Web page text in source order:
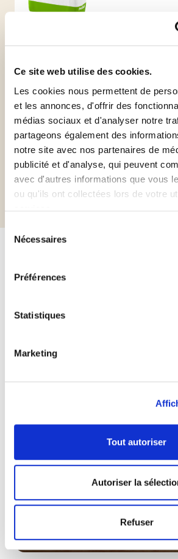
Ce site web utilise des cookies.
Les cookies nous permettent de
et les annonces, d'offrir des
médias sociaux et d'analyser notre
partageons également des
notre site avec nos partenaires de
publicité et d'analyse, qui peuvent
avec d'autres informations que vous
ou qu'ils ont collectées lors de votre
Sélection
Nécessaires
Préférences
Statistiques
Marketing
Tout autoriser
Autoriser la
Refuser
Halal Italia Sans gluten
Informations
Autres produits